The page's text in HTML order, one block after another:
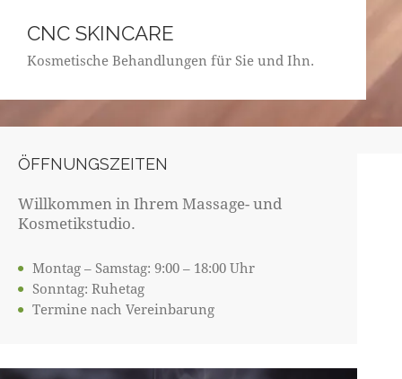
CNC SKINCARE
Kosmetische Behandlungen für Sie und Ihn.
ÖFFNUNGSZEITEN
Willkommen in Ihrem Massage- und
Kosmetikstudio.
Montag – Samstag: 9:00 – 18:00 Uhr
Sonntag: Ruhetag
Termine nach Vereinbarung